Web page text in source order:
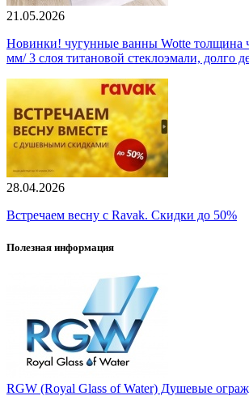
21.05.2026
Новинки! чугунные ванны Wotte толщина
мм/ 3 слоя титановой стеклоэмали, долго
28.04.2026
Встречаем весну с Ravak. Скидки до 50%
Полезная информация
RGW (Royal Glass of Water) Душевые